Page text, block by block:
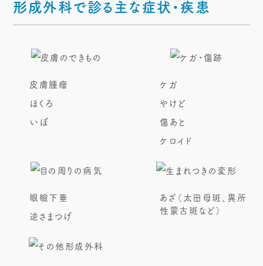
形成外科で診る主な症状・疾患
皮膚腫瘤
ほくろ
いぼ
ケガ
やけど
傷あと
ケロイド
眼瞼下垂
逆さまつげ
あざ（太田母斑、異所
性蒙古斑など）